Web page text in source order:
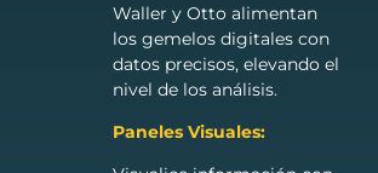
Waller y Otto alimentan
los gemelos digitales con
datos precisos, elevando el
nivel de los análisis.
Paneles Visuales: